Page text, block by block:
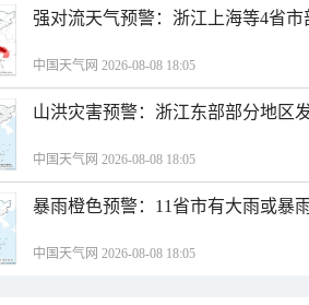
强对流天气预警：浙江上海等4省
中国天气网 2026-08-08 18:05
山洪灾害预警：浙江东部部分地区
中国天气网 2026-08-08 18:05
暴雨橙色预警：11省市有大雨或暴
中国天气网 2026-08-08 18:05